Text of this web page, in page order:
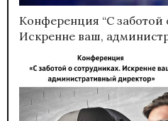
Конференция “С заботой
Искренне ваш,